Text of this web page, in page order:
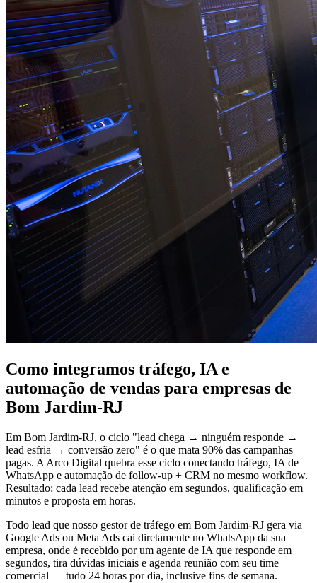
Como integramos tráfego, IA e
automação de vendas para empresas de
Bom Jardim-RJ
Em Bom Jardim-RJ, o ciclo "lead chega → ninguém responde →
lead esfria → conversão zero" é o que mata 90% das campanhas
pagas. A Arco Digital quebra esse ciclo conectando tráfego, IA de
WhatsApp e automação de follow-up + CRM no mesmo workflow.
Resultado: cada lead recebe atenção em segundos, qualificação em
minutos e proposta em horas.
Todo lead que nosso gestor de tráfego em Bom Jardim-RJ gera via
Google Ads ou Meta Ads cai diretamente no WhatsApp da sua
empresa, onde é recebido por um agente de IA que responde em
segundos, tira dúvidas iniciais e agenda reunião com seu time
comercial — tudo 24 horas por dia, inclusive fins de semana.